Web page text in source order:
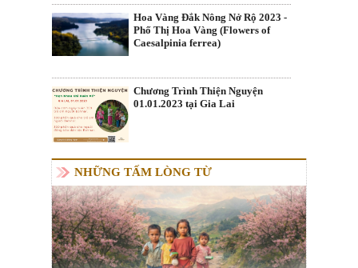
Hoa Vàng Đắk Nông Nở Rộ 2023 -
Phố Thị Hoa Vàng (Flowers of
Caesalpinia ferrea)
Chương Trình Thiện Nguyện
01.01.2023 tại Gia Lai
NHỮNG TẤM LÒNG TỪ